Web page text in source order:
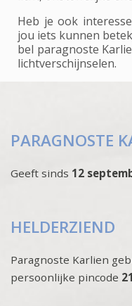
Heb je ook
jou iets kunnen
bel paragnoste
lichtverschijnselen.
PARAGNOSTE
Geeft sinds 12
HELDERZIEND
Paragnoste Karlien
persoonlijke pincode